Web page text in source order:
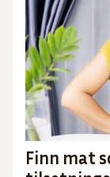
Finn mat